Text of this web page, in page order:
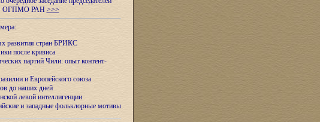
ОГПМО РАН >>>
развития стран БРИКС
после кризиса
партий Чили: опыт контент-
и Европейского союза
до наших дней
левой интеллигенции
и западные фольклорные мотивы